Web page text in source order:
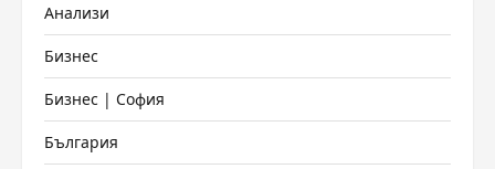
Анализи
Бизнес
Бизнес | София
България